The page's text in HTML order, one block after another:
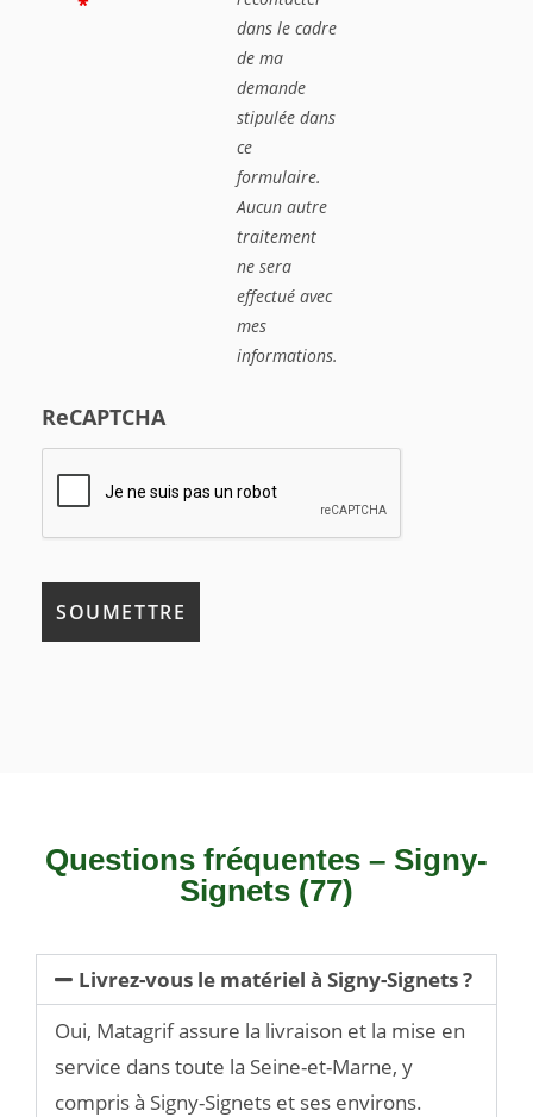
dans le cadre
de ma
demande
stipulée dans
ce
formulaire.
Aucun autre
traitement
ne sera
effectué avec
mes
informations.
ReCAPTCHA
Questions fréquentes – Signy-
Signets (77)
Livrez-vous le matériel à Signy-Signets ?
Oui, Matagrif assure la livraison et la mise en
service dans toute la Seine-et-Marne, y
compris à Signy-Signets et ses environs.